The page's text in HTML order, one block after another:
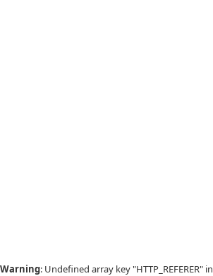
Warning: Undefined array key "HTTP_REFERER" in